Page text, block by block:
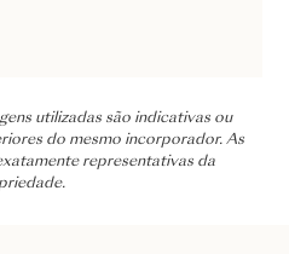
utilizadas são indicativas ou
do mesmo incorporador. As
representativas da